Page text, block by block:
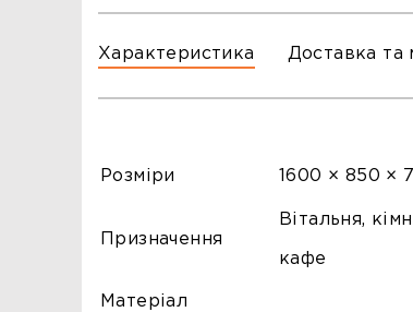
Характеристика Доставка та
Розміри 1600 × 850 ×
Призначення
Вітальня,
кафе
Матеріал